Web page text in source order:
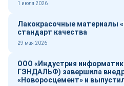
1 июля 2026
Лакокрасочные материалы
стандарт качества
29 мая 2026
ООО «Индустрия
ГЭНДАЛЬФ) завершила
«Новоросцемент» и